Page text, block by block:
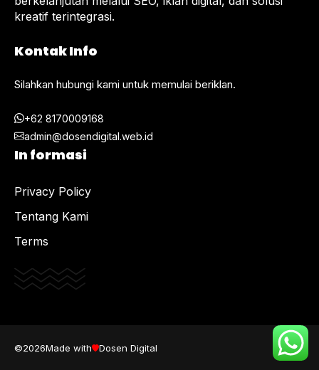
kreatif terintegrasi.
Kontak Info
Silahkan hubungi kami untuk memulai beriklan.
+62 8170009168
admin@dosendigital.web.id
In formasi
Privacy Policy
Tentang Kami
Terms
©2026Made with Dosen Digital